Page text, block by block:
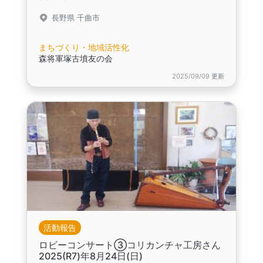
長野県 千曲市
まちづくり・地域活性化
森将軍塚古墳友の会
2025/09/09 更新
活動報告
ロビーコンサート③コリカンチャ工房さん
2025(R7)年8月24日(日)